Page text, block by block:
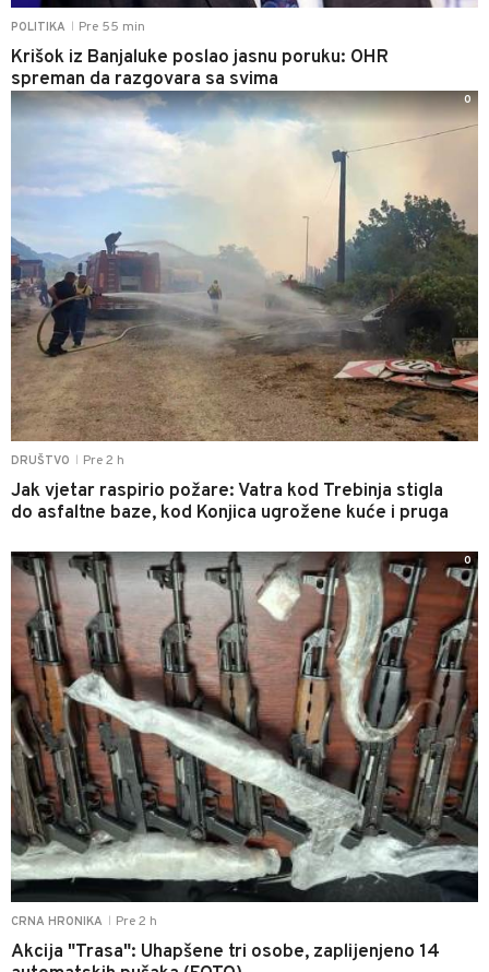
POLITIKA Pre 55 min
Krišok iz Banjaluke poslao jasnu poruku: OHR
spreman da razgovara sa svima
DRUŠTVO Pre 2 h
Jak vjetar raspirio požare: Vatra kod Trebinja stigla
do asfaltne baze, kod Konjica ugrožene kuće i pruga
0
CRNA HRONIKA Pre 2 h
Akcija "Trasa": Uhapšene tri osobe, zaplijenjeno 14
0